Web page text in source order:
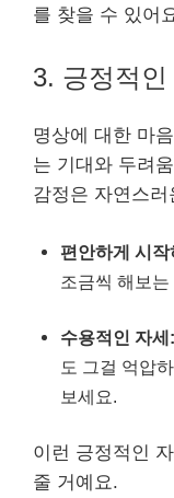
를 찾을 수 있어
3. 긍정적인
명상에 대한 마
는 기대와 두려
감정은 자연스
편안하게 시작
조금씩 해보
수용적인 자세:
도 그걸 억압
보세요.
이런 긍정적인
줄 거예요.